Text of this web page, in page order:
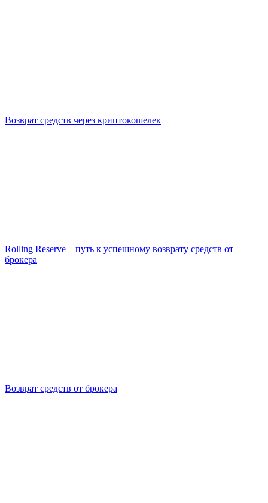
Возврат средств через криптокошелек
Rolling Reserve – путь к успешному возврату средств от
брокера
Возврат средств от брокера